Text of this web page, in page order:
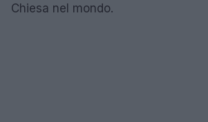
Chiesa nel mondo.